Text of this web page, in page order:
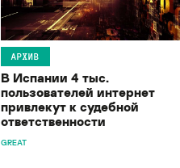
АРХИВ
В Испании 4 тыс.
пользователей интернет
привлекут к судебной
ответственности
GREAT